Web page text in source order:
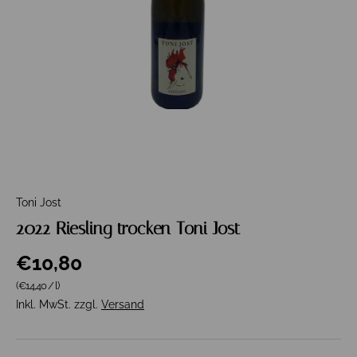
Toni Jost
2022 Riesling trocken Toni Jost
€10,80
Grundpreis
(€14,40/l)
Inkl. MwSt. zzgl. Versand